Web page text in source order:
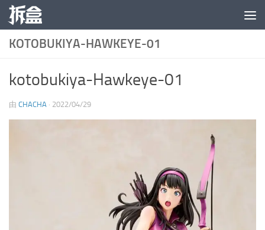
跳至内容
KOTOBUKIYA-HAWKEYE-01
kotobukiya-Hawkeye-01
由 CHACHA · 2022/04/29